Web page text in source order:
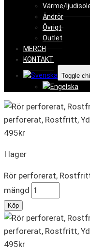
Värme/
Ändrör
Övrigt
Outlet
MERCH
KONTAKT
Toggle
perforerat, Rostfritt,
495kr
I lager
Rör perforerat,
mängd
Köp
perforerat, Rostfritt,
495kr